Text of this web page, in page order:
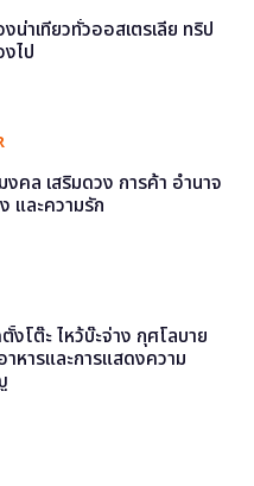
งน่าเที่ยวทั่วออสเตรเลีย ทริป
ไป
งคล เสริมดวง การค้า อำนาจ
และความรัก
งโต๊ะ ไหว้บ๊ะจ่าง กุศโลบาย
หารและการแสดงความ